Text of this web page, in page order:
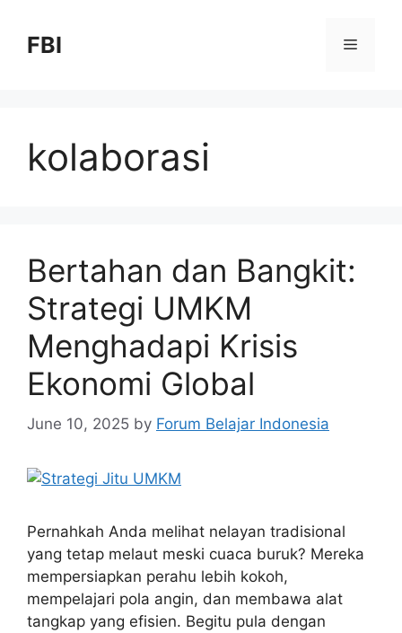
FBI
kolaborasi
Bertahan dan Bangkit:
Strategi UMKM
Menghadapi Krisis
Ekonomi Global
June 10, 2025 by Forum Belajar Indonesia
Pernahkah Anda melihat nelayan tradisional
yang tetap melaut meski cuaca buruk? Mereka
mempersiapkan perahu lebih kokoh,
mempelajari pola angin, dan membawa alat
tangkap yang efisien. Begitu pula dengan